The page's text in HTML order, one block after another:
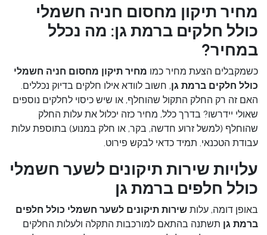
מחיר תיקון מחסום חניה חשמלי
כולל חלקים ברמת גן: מה נכלל
במחיר?
כשמקבלים הצעת מחיר כמו מחיר תיקון מחסום חניה חשמלי
כולל חלקים ברמת גן, חשוב לוודא אילו חלקים בדיוק נכללים.
האם זה רק החלק התקול שהוחלף, או שיש כיסוי לחלקים נוספים
שאולי יידרשו? בדרך כלל, מחיר כזה יכלול את עלות החלק
שהוחלף (למשל זרוע חדשה, בקר, או חלק במנוע) בתוספת עלות
עבודת הטכנאי. תמיד כדאי לבקש פירוט.
עלויות שירות תיקונים לשער חשמלי
כולל חלפים ברמת גן
באופן דומה, עלות שירות תיקונים לשער חשמלי כולל חלפים
ברמת גן תשתנה בהתאם למורכבות התקלה ולעלות החלקים